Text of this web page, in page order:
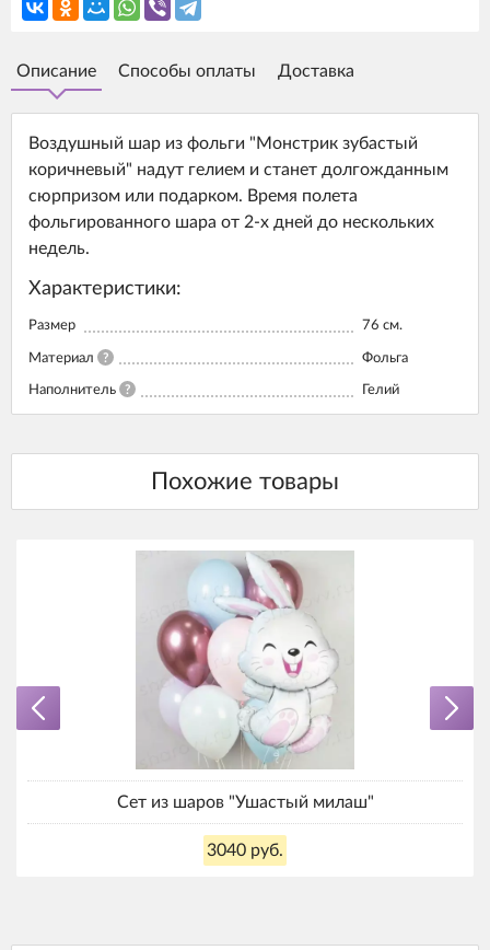
Описание Способы оплаты Доставка
Воздушный шар из фольги "Монстрик зубастый
коричневый" надут гелием и станет долгожданным
сюрпризом или подарком. Время полета
фольгированного шара от 2-х дней до нескольких
недель.
Характеристики:
Размер 76 см.
Материал ? Фольга
Наполнитель ? Гелий
Сет из шаров "Ушастый милаш"
3040 руб.